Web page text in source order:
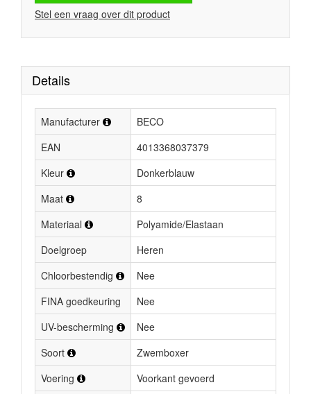
Stel een vraag over dit product
Details
Manufacturer
BECO
EAN
4013368037379
Kleur
Donkerblauw
Maat
8
Materiaal
Polyamide/Elastaan
Doelgroep
Heren
Chloorbestendig
Nee
FINA goedkeuring
Nee
UV-bescherming
Nee
Soort
Zwemboxer
Voering
Voorkant gevoerd